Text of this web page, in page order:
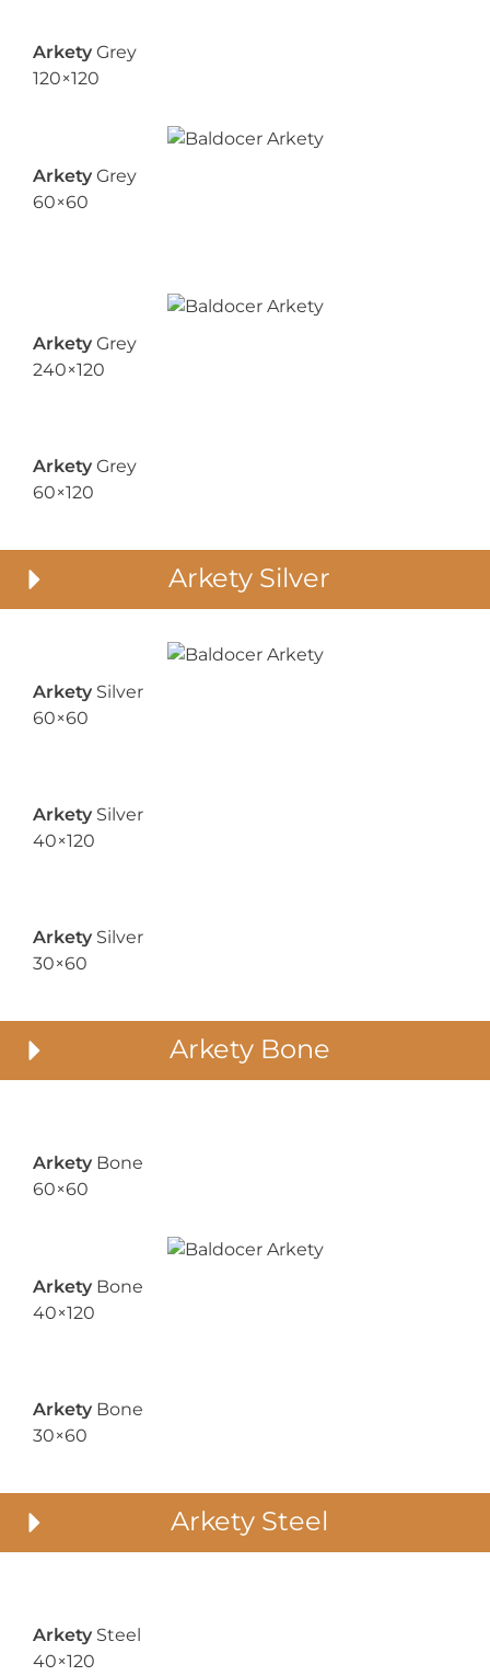
Arkety Grey
120×120
Arkety Grey
60×60
Arkety Grey
240×120
Arkety Grey
60×120
Arkety Silver
Arkety Silver
60×60
Arkety Silver
40×120
Arkety Silver
30×60
Arkety Bone
Arkety Bone
60×60
Arkety Bone
40×120
Arkety Bone
30×60
Arkety Steel
Arkety Steel
40×120